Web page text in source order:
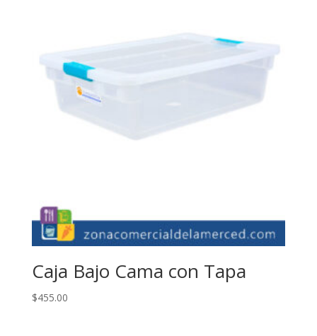
Caja Bajo Cama con Tapa
$455.00